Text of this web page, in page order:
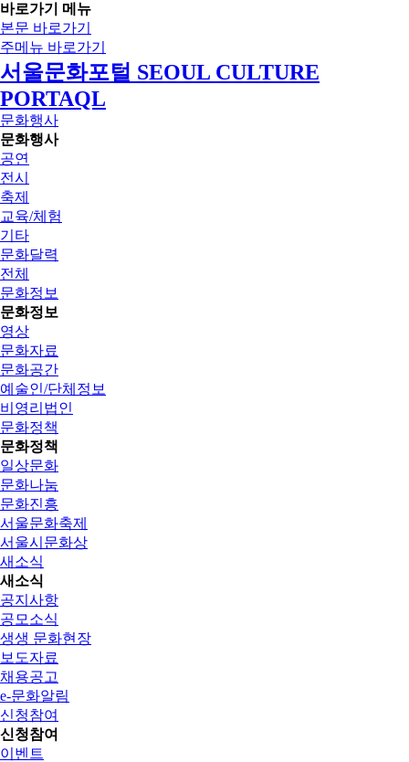
바로가기 메뉴
본문 바로가기
주메뉴 바로가기
서울문화포털 SEOUL CULTURE
PORTAQL
문화행사
문화행사
공연
전시
축제
교육/체험
기타
문화달력
전체
문화정보
문화정보
영상
문화자료
문화공간
예술인/단체정보
비영리법인
문화정책
문화정책
일상문화
문화나눔
문화진흥
서울문화축제
서울시문화상
새소식
새소식
공지사항
공모소식
생생 문화현장
보도자료
채용공고
e-문화알림
신청참여
신청참여
이벤트